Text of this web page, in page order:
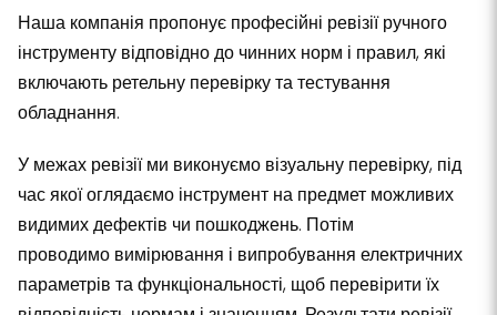
Наша компанія пропонує професійні ревізії ручного
інструменту відповідно до чинних норм і правил, які
включають ретельну перевірку та тестування
обладнання.
У межах ревізії ми виконуємо візуальну перевірку, під
час якої оглядаємо інструмент на предмет можливих
видимих дефектів чи пошкоджень. Потім
проводимо вимірювання і випробування електричних
параметрів та функціональності, щоб перевірити їх